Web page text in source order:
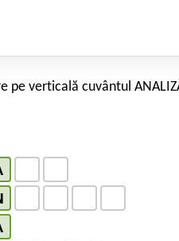
pe verticală cuvântul